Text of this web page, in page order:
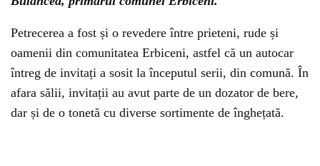
Petrecerea a fost și o revedere între prieteni, rude și
oamenii din comunitatea Erbiceni, astfel că un autocar
întreg de invitați a sosit la începutul serii, din comună. În
afara sălii, invitații au avut parte de un dozator de bere,
dar și de o tonetă cu diverse sortimente de înghețată.